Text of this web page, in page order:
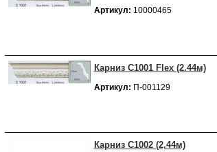
Артикул: 10000465
Карниз C1001 Flex (2.44м)
Артикул: П-001129
Карниз C1002 (2,44м)